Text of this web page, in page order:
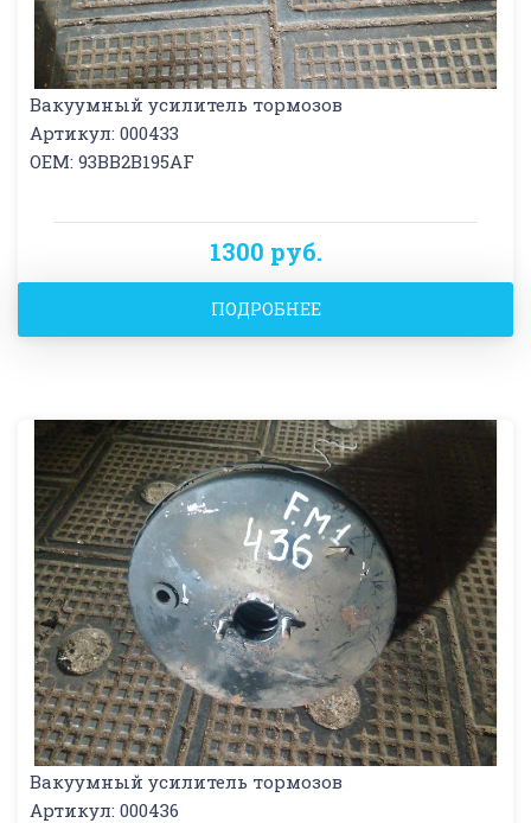
Вакуумный усилитель тормозов
Артикул: 000433
OEM: 93BB2B195AF
1300 руб.
ПОДРОБНЕЕ
Вакуумный усилитель тормозов
Артикул: 000436